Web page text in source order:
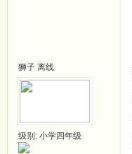
狮子 离线
级别: 小学四年级